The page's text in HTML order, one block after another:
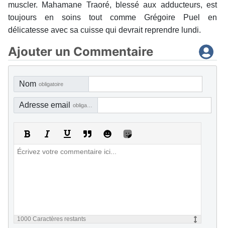
muscler. Mahamane Traoré, blessé aux adducteurs, est
toujours en soins tout comme Grégoire Puel en
délicatesse avec sa cuisse qui devrait reprendre lundi.
Ajouter un Commentaire
Nom obligatoire
Adresse email
1000 Caractères restants